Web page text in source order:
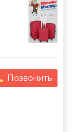
Позвонить